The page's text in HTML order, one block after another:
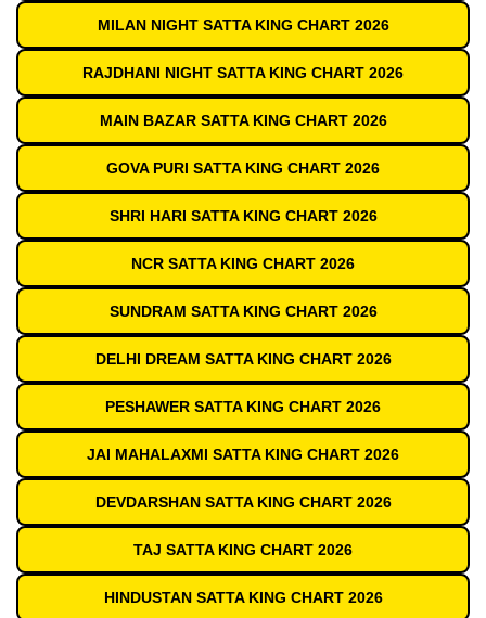
MILAN NIGHT SATTA KING CHART 2026
RAJDHANI NIGHT SATTA KING CHART 2026
MAIN BAZAR SATTA KING CHART 2026
GOVA PURI SATTA KING CHART 2026
SHRI HARI SATTA KING CHART 2026
NCR SATTA KING CHART 2026
SUNDRAM SATTA KING CHART 2026
DELHI DREAM SATTA KING CHART 2026
PESHAWER SATTA KING CHART 2026
JAI MAHALAXMI SATTA KING CHART 2026
DEVDARSHAN SATTA KING CHART 2026
TAJ SATTA KING CHART 2026
HINDUSTAN SATTA KING CHART 2026